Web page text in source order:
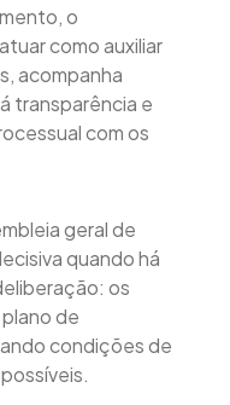
o
como auxiliar
acompanha
transparência e
com os
geral de
quando há
os
de
condições de